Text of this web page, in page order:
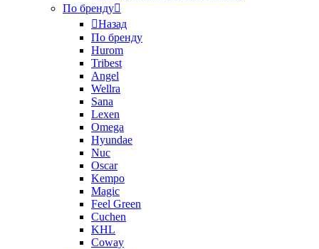
По бренду
Назад
По бренду
Hurom
Tribest
Angel
Wellra
Sana
Lexen
Omega
Hyundae
Nuc
Oscar
Kempo
Magic
Feel Green
Cuchen
KHL
Coway